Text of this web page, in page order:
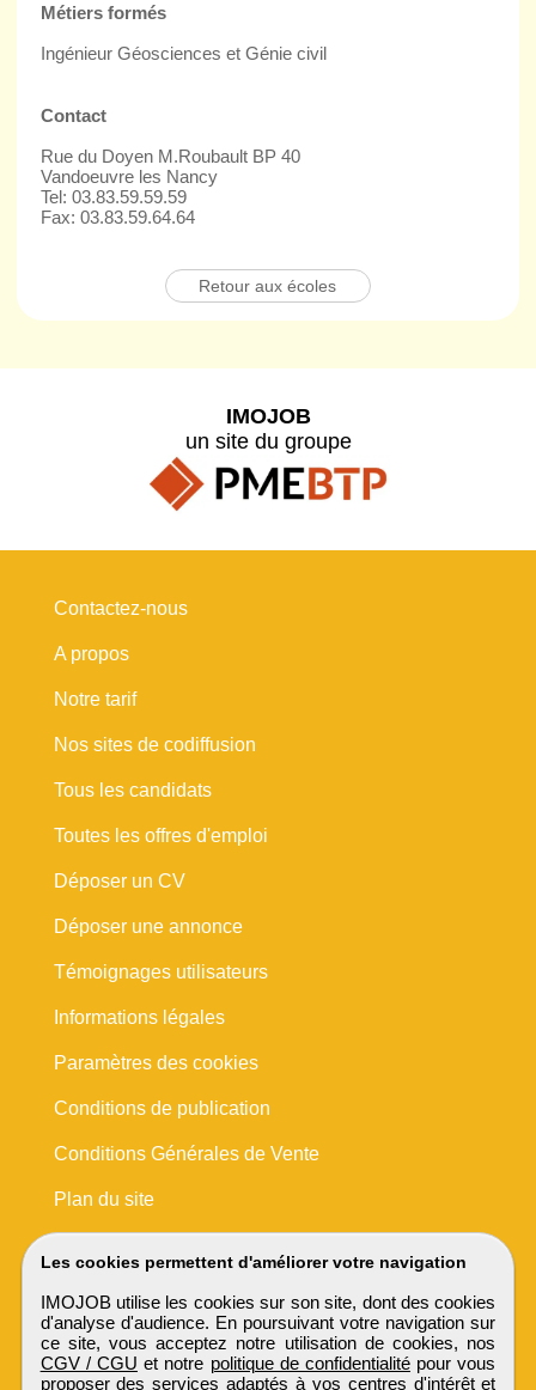
Métiers formés
Ingénieur Géosciences et Génie civil
Contact
Rue du Doyen M.Roubault BP 40
Vandoeuvre les Nancy
Tel: 03.83.59.59.59
Fax: 03.83.59.64.64
Retour aux écoles
Les cookies permettent d'améliorer votre navigation
IMOJOB utilise les cookies sur son site, dont des cookies
d'analyse d'audience. En poursuivant votre navigation sur
ce site, vous acceptez notre utilisation de cookies, nos
CGV / CGU et notre politique de confidentialité pour vous
proposer des services adaptés à vos centres d'intérêt et
IMOJOB
un site du groupe
Contactez-nous
A propos
Notre tarif
Nos sites de codiffusion
Tous les candidats
Toutes les offres d'emploi
Déposer un CV
Déposer une annonce
Témoignages utilisateurs
Informations légales
Paramètres des cookies
Conditions de publication
Conditions Générales de Vente
Plan du site